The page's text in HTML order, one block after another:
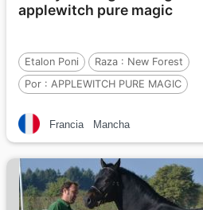
applewitch pure magic
Etalon Poni Raza : New Forest
Por : APPLEWITCH PURE MAGIC
Por :UNPREDICTABLE OF MAILLARD
Francia Mancha